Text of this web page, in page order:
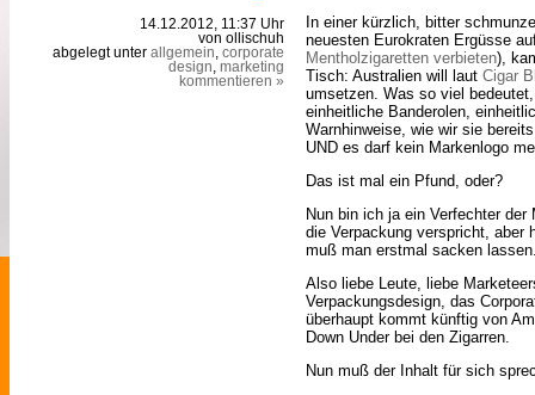
14.12.2012, 11:37 Uhr
von ollischuh
abgelegt unter allgemein corporate
design marketing
kommentieren »
In einer kürzlich, bitter
neuesten Eurokraten Ergüsse
Mentholzigaretten verbieten),
Tisch: Australien will laut Cigar
umsetzen. Was so viel
einheitliche Banderolen,
Warnhinweise, wie wir sie
UND es darf kein Markenlogo
Das ist mal ein Pfund, oder?
Nun bin ich ja ein Verfechter
die Verpackung verspricht, aber
muß man erstmal sacken
Also liebe Leute, liebe
Verpackungsdesign, das
überhaupt kommt künftig von
Down Under bei den Zigarren.
Nun muß der Inhalt für sich